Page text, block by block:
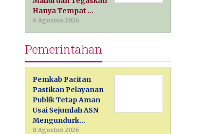
Hanya Tempat …
6 Agustus 2026
Pemerintahan
Pemkab Pacitan
Pastikan Pelayanan
Publik Tetap Aman
Usai Sejumlah ASN
Mengundurk…
8 Agustus 2026